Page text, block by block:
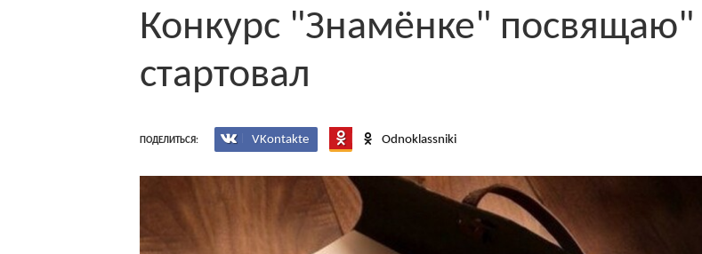
Конкурс "Знамёнке" посвящаю"
стартовал
ПОДЕЛИТЬСЯ: VKontakte Odnoklassniki